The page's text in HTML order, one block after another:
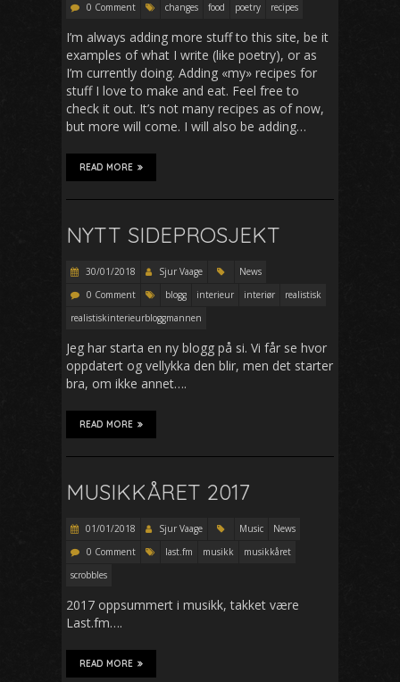
0 Comment
changes food poetry recipes
I’m always adding more stuff to this site, be it
examples of what I write (like poetry), or as
I’m currently doing. Adding «my» recipes for
stuff I love to make and eat. Feel free to
check it out. It’s not many recipes as of now,
but more will come. I will also be adding…
READ MORE
NYTT SIDEPROSJEKT
30/01/2018 Sjur Vaage
News
0 Comment
blogg interieur interiør
realistisk
realistiskinterieurbloggmannen
Jeg har starta en ny blogg på si. Vi får se hvor
oppdatert og vellykka den blir, men det starter
bra, om ikke annet….
READ MORE
MUSIKKÅRET 2017
01/01/2018 Sjur Vaage Music
News
0 Comment
last.fm musikk
musikkåret
scrobbles
2017 oppsummert i musikk, takket være
Last.fm….
READ MORE